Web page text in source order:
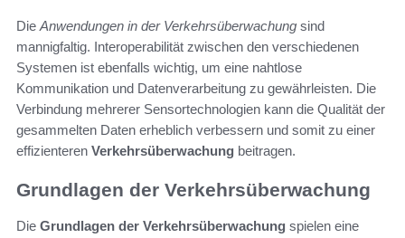
Die Anwendungen in der Verkehrsüberwachung sind
mannigfaltig. Interoperabilität zwischen den verschiedenen
Systemen ist ebenfalls wichtig, um eine nahtlose
Kommunikation und Datenverarbeitung zu gewährleisten. Die
Verbindung mehrerer Sensortechnologien kann die Qualität der
gesammelten Daten erheblich verbessern und somit zu einer
effizienteren Verkehrsüberwachung beitragen.
Grundlagen der Verkehrsüberwachung
Die Grundlagen der Verkehrsüberwachung spielen eine